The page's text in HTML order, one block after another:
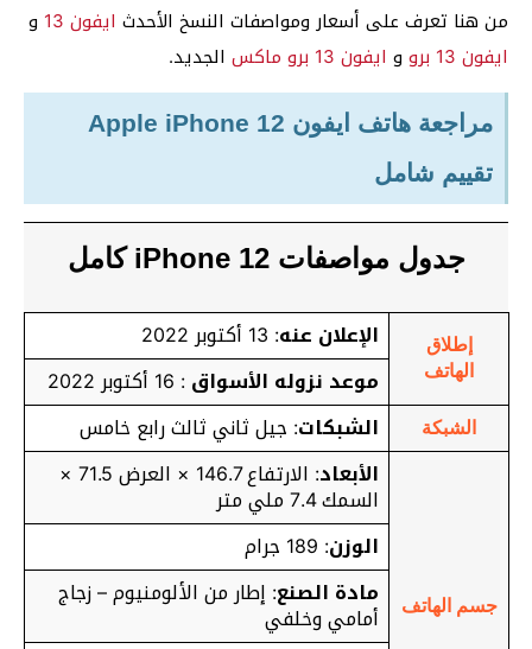
من هنا تعرف على أسعار ومواصفات النسخ الأحدث ايفون 13
و
ايفون 13 برو
و ايفون 13 برو ماكس الجديد.
مراجعة هاتف ايفون Apple iPhone 12
تقييم شامل
جدول مواصفات iPhone 12 كامل
إطلاق
الهاتف
الإعلان عنه: 13 أكتوبر 2022
موعد نزوله الأسواق: 16 أكتوبر 2022
الشبكة الشبكات: جيل ثاني ثالث رابع خامس
جسم الهاتف
الأبعاد : الارتفاع 146.7 × العرض 71.5 ×
السمك 7.4 ملي متر
الوزن: 189 جرام
مادة الصنع: إطار من الألومنيوم – زجاج
أمامي وخلفي